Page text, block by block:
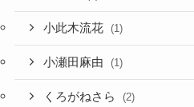
小此木流花 (1)
小瀬田麻由 (1)
くろがねさら (2)